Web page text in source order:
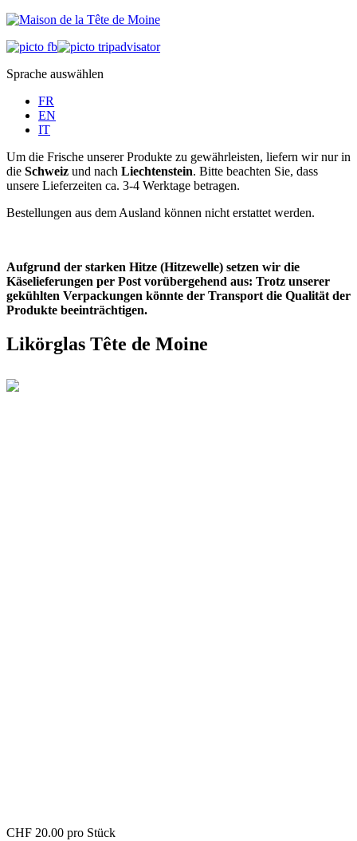
Sprache auswählen
FR
EN
IT
Um die Frische unserer Produkte zu gewährleisten, liefern wir nur in
die Schweiz und nach Liechtenstein. Bitte beachten Sie, dass
unsere Lieferzeiten ca. 3-4 Werktage betragen.
Bestellungen aus dem Ausland können nicht erstattet werden.
Aufgrund der starken Hitze (Hitzewelle) setzen wir die
Käselieferungen per Post vorübergehend aus: Trotz unserer
gekühlten Verpackungen könnte der Transport die Qualität der
Produkte beeinträchtigen.
Likörglas Tête de Moine
CHF 20.00 pro Stück